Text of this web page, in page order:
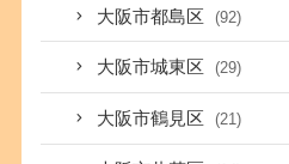
大阪市都島区 (92)
大阪市城東区 (29)
大阪市鶴見区 (21)